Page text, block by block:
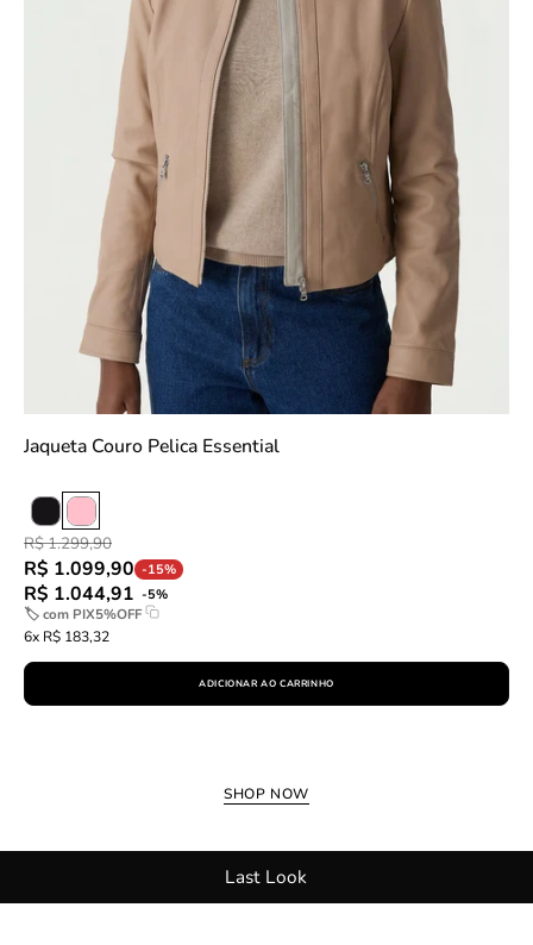
Jaqueta Couro Pelica Essential
R$ 1.299,90
R$ 1.099,90 -15%
R$ 1.044,91 -5%
🏷 com PIX5%OFF
6x R$ 183,32
ADICIONAR AO CARRINHO
SHOP NOW
Last Look